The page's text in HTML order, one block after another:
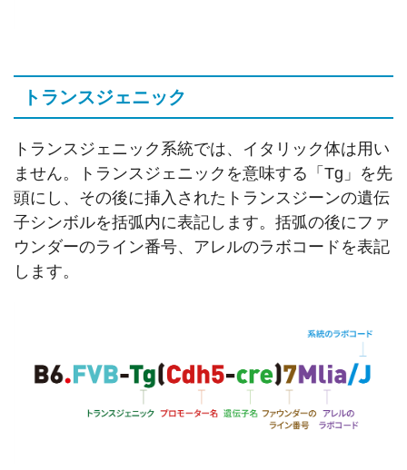
トランスジェニック
トランスジェニック系統では、イタリック体は用い
ません。トランスジェニックを意味する「Tg」を先
頭にし、その後に挿入されたトランスジーンの遺伝
子シンボルを括弧内に表記します。括弧の後にファ
ウンダーのライン番号、アレルのラボコードを表記
します。